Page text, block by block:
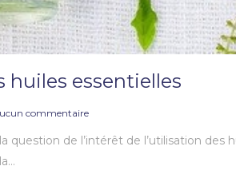
essentielles
commentaire
question de l’intérêt de l’utilisation des